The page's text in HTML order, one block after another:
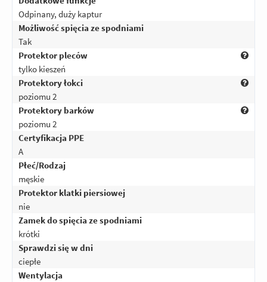
Odpinany, duży kaptur
Możliwość spięcia ze spodniami
Tak
Protektor pleców
tylko kieszeń
Protektory łokci
poziomu 2
Protektory barków
poziomu 2
Certyfikacja PPE
A
Płeć/Rodzaj
męskie
Protektor klatki piersiowej
nie
Zamek do spięcia ze spodniami
krótki
Sprawdzi się w dni
ciepłe
Wentylacja